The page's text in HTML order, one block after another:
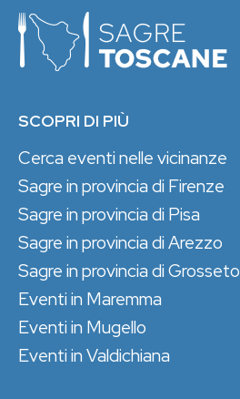
SCOPRI DI PIÙ
Cerca eventi nelle vicinanze
Sagre in provincia di Firenze
Sagre in provincia di Pisa
Sagre in provincia di Arezzo
Sagre in provincia di Grosseto
Eventi in Maremma
Eventi in Mugello
Eventi in Valdichiana